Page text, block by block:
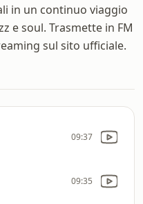
in un continuo viaggio
e soul. Trasmette in FM
sul sito ufficiale.
09:37
09:35